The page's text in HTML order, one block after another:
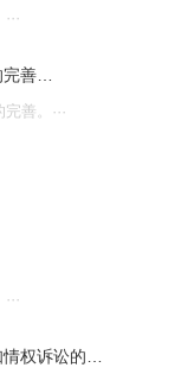
善…
善。···
权诉讼的…